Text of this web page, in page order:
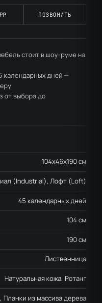
ПОЗВОНИТЬ
стоит в шоу-руме на
календарных дней —
от выбора до
104x46x190 см
(Industrial), Лофт (Loft)
45 календарных дней
104 см
190 см
Лиственница
Натуральная кожа, Ротанг
Планки из массива дерева